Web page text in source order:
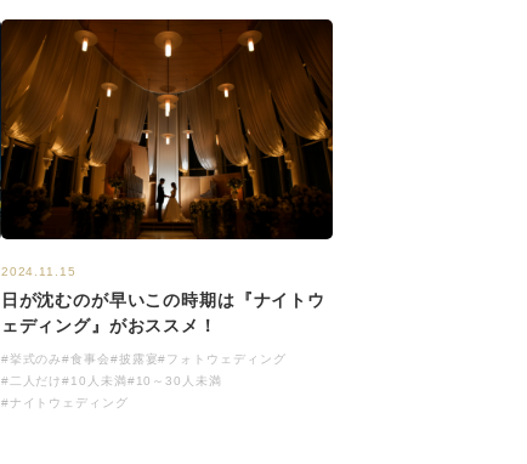
2024.11.15
日が沈むのが早いこの時期は『ナイトウ
ェディング』がおススメ！
#挙式のみ#食事会#披露宴#フォトウェディング
#二人だけ#10人未満#10～30人未満
#ナイトウェディング